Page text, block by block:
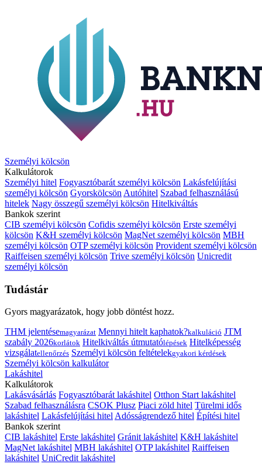
Személyi kölcsön
Kalkulátorok
Személyi hitel Fogyasztóbarát személyi kölcsön Lakásfelújítási
személyi kölcsön Gyorskölcsön Autóhitel Szabad felhasználású
hitelek Nagy összegű személyi kölcsön Hitelkiváltás
Bankok szerint
CIB személyi kölcsön Cofidis személyi kölcsön Erste személyi
kölcsön K&H személyi kölcsön MagNet személyi kölcsön MBH
személyi kölcsön OTP személyi kölcsön Provident személyi kölcsön
Raiffeisen személyi kölcsön Trive személyi kölcsön Unicredit
személyi kölcsön
Tudástár
Gyors magyarázatok, hogy jobb döntést hozz.
THM jelentésemagyarázat Mennyi hitelt kaphatok?kalkuláció JTM
szabály 2026korlátok Hitelkiváltás útmutatólépések Hitelképesség
vizsgálatellenőrzés Személyi kölcsön feltételekgyakori kérdések
Személyi kölcsön kalkulátor
Lakáshitel
Kalkulátorok
Lakásvásárlás Fogyasztóbarát lakáshitel Otthon Start lakáshitel
Szabad felhasználásra CSOK Plusz Piaci zöld hitel Türelmi idős
lakáshitel Lakásfelújítási hitelAdósságrendező hitel Építési hitel
Bankok szerint
CIB lakáshitel Erste lakáshitel Gránit lakáshitel K&H lakáshitel
MagNet lakáshitel MBH lakáshitel OTP lakáshitel Raiffeisen
lakáshitel UniCredit lakáshitel